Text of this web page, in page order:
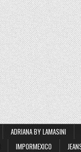
ADRIANA BY LAMASINI
IMPORMEXICO